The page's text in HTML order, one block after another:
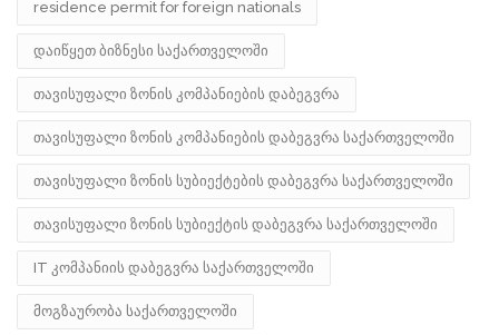
residence permit for foreign nationals
დაიწყეთ ბიზნესი საქართველოში
თავისუფალი ზონის კომპანიების დაბეგვრა
თავისუფალი ზონის კომპანიების დაბეგვრა საქართველოში
თავისუფალი ზონის სუბიექტების დაბეგვრა საქართველოში
თავისუფალი ზონის სუბიექტის დაბეგვრა საქართველოში
IT კომპანიის დაბეგვრა საქართველოში
მოგზაურობა საქართველოში